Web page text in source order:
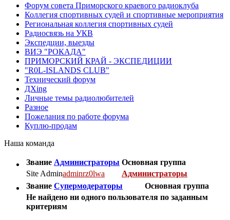
Форум совета Приморского краевого радиоклуба
Коллегия спортивных судей и спортивные мероприятия
Региональная коллегия спортивных судей
Радиосвязь на УКВ
Экспедции, выезды
ВИЭ "РОКАДА"
ПРИМОРСКИЙ КРАЙ - ЭКСПЕДИЦИИ
"R0L-ISLANDS CLUB"
Технический форум
ДХing
Личные темы радиолюбителей
Разное
Пожелания по работе форума
Куплю-продам
Наша команда
Звание Администраторы Основная группа
Site Adminadminrz0lwa
Администраторы
Звание Супермодераторы
Основная группа
Не найдено ни одного пользователя по заданным
критериям